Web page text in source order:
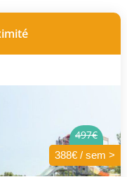
497€
388€ / sem >